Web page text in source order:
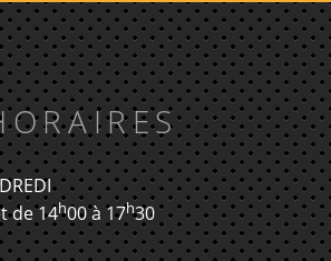
HORAIRES
de 14h00 à 17h30